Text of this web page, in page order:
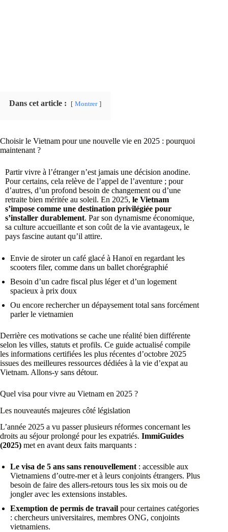
Dans cet article : Montrer
Choisir le Vietnam pour une nouvelle vie en 2025 : pourquoi
maintenant ?
Partir vivre à l’étranger n’est jamais une décision anodine.
Pour certains, cela relève de l’appel de l’aventure ; pour
d’autres, d’un profond besoin de changement ou d’une
retraite bien méritée au soleil. En 2025, le Vietnam
s’impose comme une destination privilégiée pour
s’installer durablement. Par son dynamisme économique,
sa culture accueillante et son coût de la vie avantageux, le
pays fascine autant qu’il attire.
Envie de siroter un café glacé à Hanoï en regardant les
scooters filer, comme dans un ballet chorégraphié
Besoin d’un cadre fiscal plus léger et d’un logement
spacieux à prix doux
Ou encore rechercher un dépaysement total sans forcément
parler le vietnamien
Derrière ces motivations se cache une réalité bien différente
selon les villes, statuts et profils. Ce guide actualisé compile
les informations certifiées les plus récentes d’octobre 2025
issues des meilleures ressources dédiées à la vie d’expat au
Vietnam. Allons-y sans détour.
Quel visa pour vivre au Vietnam en 2025 ?
Les nouveautés majeures côté législation
L’année 2025 a vu passer plusieurs réformes concernant les
droits au séjour prolongé pour les expatriés. ImmiGuides
(2025) met en avant deux faits marquants :
Le visa de 5 ans sans renouvellement : accessible aux
Vietnamiens d’outre-mer et à leurs conjoints étrangers. Plus
besoin de faire des allers-retours tous les six mois ou de
jongler avec les extensions instables.
Exemption de permis de travail pour certaines catégories
: chercheurs universitaires, membres ONG, conjoints
vietnamiens.